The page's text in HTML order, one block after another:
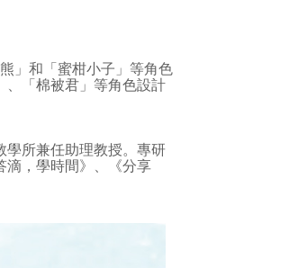
」和「蜜柑小子」等角色
、「棉被君」等角色設計
所兼任助理教授。專研
滴，學時間》、《分享